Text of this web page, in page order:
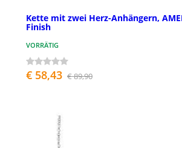
Kette mit zwei Herz-Anhängern,
Finish
VORRÄTIG
€ 58,43 € 89,90